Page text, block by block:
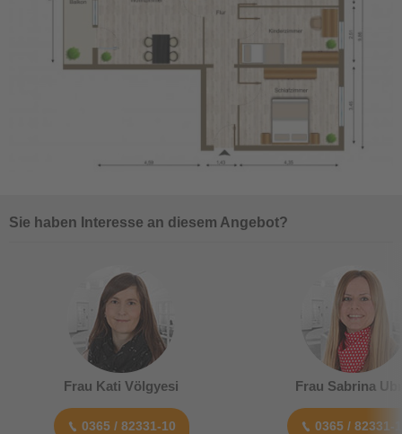
Sie haben Interesse an diesem Angebot?
Frau Kati Völgyesi
0365 / 82331-10
Frau Sabrina
0365 / 82331-